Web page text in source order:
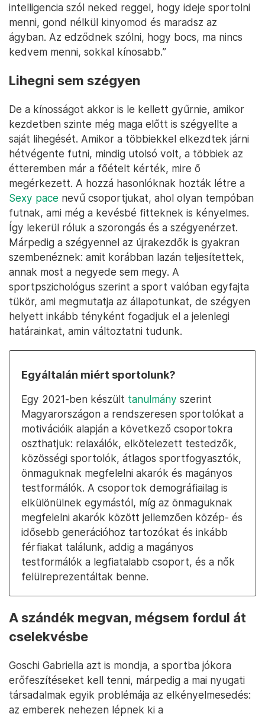
intelligencia szól neked reggel, hogy ideje sportolni
menni, gond nélkül kinyomod és maradsz az
ágyban. Az edződnek szólni, hogy bocs, ma nincs
kedvem menni, sokkal kínosabb.”
Lihegni sem szégyen
De a kínosságot akkor is le kellett gyűrnie, amikor
kezdetben szinte még maga előtt is szégyellte a
saját lihegését. Amikor a többiekkel elkezdtek járni
hétvégente futni, mindig utolsó volt, a többiek az
étteremben már a főételt kérték, mire ő
megérkezett. A hozzá hasonlóknak hozták létre a
Sexy pace nevű csoportjukat, ahol olyan tempóban
futnak, ami még a kevésbé fitteknek is kényelmes.
Így lekerül róluk a szorongás és a szégyenérzet.
Márpedig a szégyennel az újrakezdők is gyakran
szembenéznek: amit korábban lazán teljesítettek,
annak most a negyede sem megy. A
sportpszichológus szerint a sport valóban egyfajta
tükör, ami megmutatja az állapotunkat, de szégyen
helyett inkább tényként fogadjuk el a jelenlegi
határainkat, amin változtatni tudunk.
Egyáltalán miért sportolunk?
Egy 2021-ben készült tanulmány szerint
Magyarországon a rendszeresen sportolókat a
motivációik alapján a következő csoportokra
oszthatjuk: relaxálók, elkötelezett testedzők,
közösségi sportolók, átlagos sportfogyasztók,
önmaguknak megfelelni akarók és magányos
testformálók. A csoportok demográfiailag is
elkülönülnek egymástól, míg az önmaguknak
megfelelni akarók között jellemzően közép- és
idősebb generációhoz tartozókat és inkább
férfiakat találunk, addig a magányos
testformálók a legfiatalabb csoport, és a nők
felülreprezentáltak benne.
A szándék megvan, mégsem fordul át
cselekvésbe
Goschi Gabriella azt is mondja, a sportba jókora
erőfeszítéseket kell tenni, márpedig a mai nyugati
társadalmak egyik problémája az elkényelmesedés:
az emberek nehezen lépnek ki a